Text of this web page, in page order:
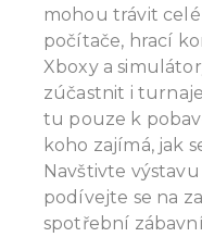
mohou trávit
počítače, hrací
Xboxy a
zúčastnit i
tu pouze k
koho zajímá, jak
Navštivte
podívejte se na
spotřební